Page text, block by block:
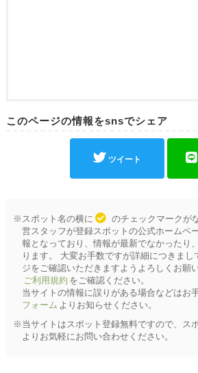
このページの情報をsnsでシェア
ツイート
※スポット名の横に
のチェックマークが
営スタッフが登録スポットの公式ホームペ
報となっており、情報が最新でなかったり
ります。 大変お手数ですが詳細につきまし
ジをご確認いただきますようよろしくお願
ご利用規約 をご確認ください。
当サイトの情報に誤りがある場合などはお
フォーム よりお知らせください。
※当サイトはスポット登録無料ですので、ス
よりお気軽にお問い合わせください。